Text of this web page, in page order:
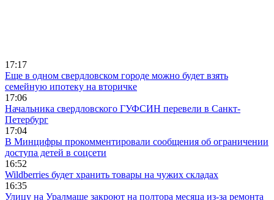
17:17
Еще в одном свердловском городе можно будет взять
семейную ипотеку на вторичке
17:06
Начальника свердловского ГУФСИН перевели в Санкт-
Петербург
17:04
В Минцифры прокомментировали сообщения об ограничении
доступа детей в соцсети
16:52
Wildberries будет хранить товары на чужих складах
16:35
Улицу на Уралмаше закроют на полтора месяца из-за ремонта